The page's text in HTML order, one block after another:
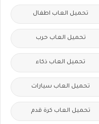
تحميل العاب اطفال
تحميل العاب حرب
تحميل العاب ذكاء
تحميل العاب سيارات
تحميل العاب كرة قدم